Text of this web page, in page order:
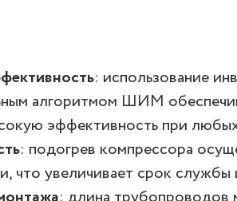
: использование
алгоритмом ШИМ
эффективность при любых
: подогрев компрессора
что увеличивает срок